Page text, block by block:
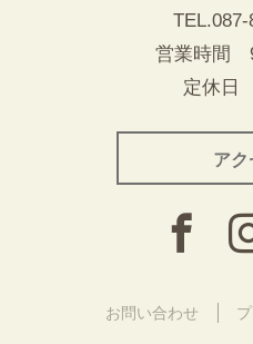
TEL.087-
営業時間
定休日
アク
お問い合わせ